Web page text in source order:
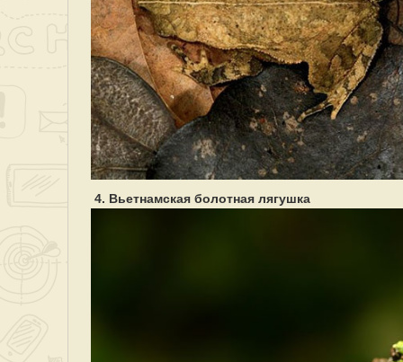
4. Вьетнамская болотная лягушка